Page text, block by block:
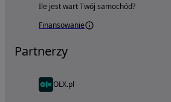
Ile jest wart Twój samochód?
Finansowanie
Partnerzy
OLX.pl